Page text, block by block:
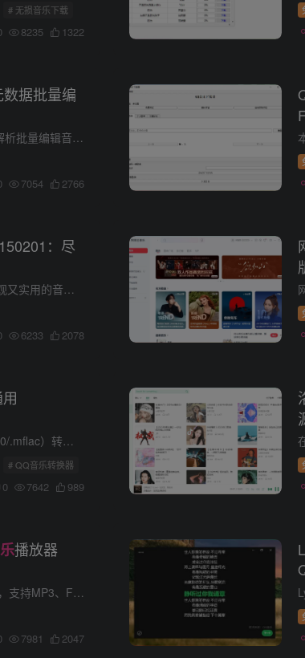
# 无损音乐下载
8235 1322
数据批量编
Mp3tag v3.30中文便携版+单文件版，深度解析批量编辑音频标签、批量添加修改专辑封面、多平台数据库匹配等核心功能，支持20+音频格式的元数据管理，提升
7054 2766
：尽
足您所有音乐需求的播放器。 一、软件简介 Windows AirP...
6233 2078
具备VIP权限，绿色软件免安装，开放源代码保障安全。 一...
# QQ音乐转换器
0 7642 989
播放器
在线服务集成、歌词显示及插件扩展功能，适用于Windows、Linux和macOS系统，满足音乐爱好者对播放...
7981 2047